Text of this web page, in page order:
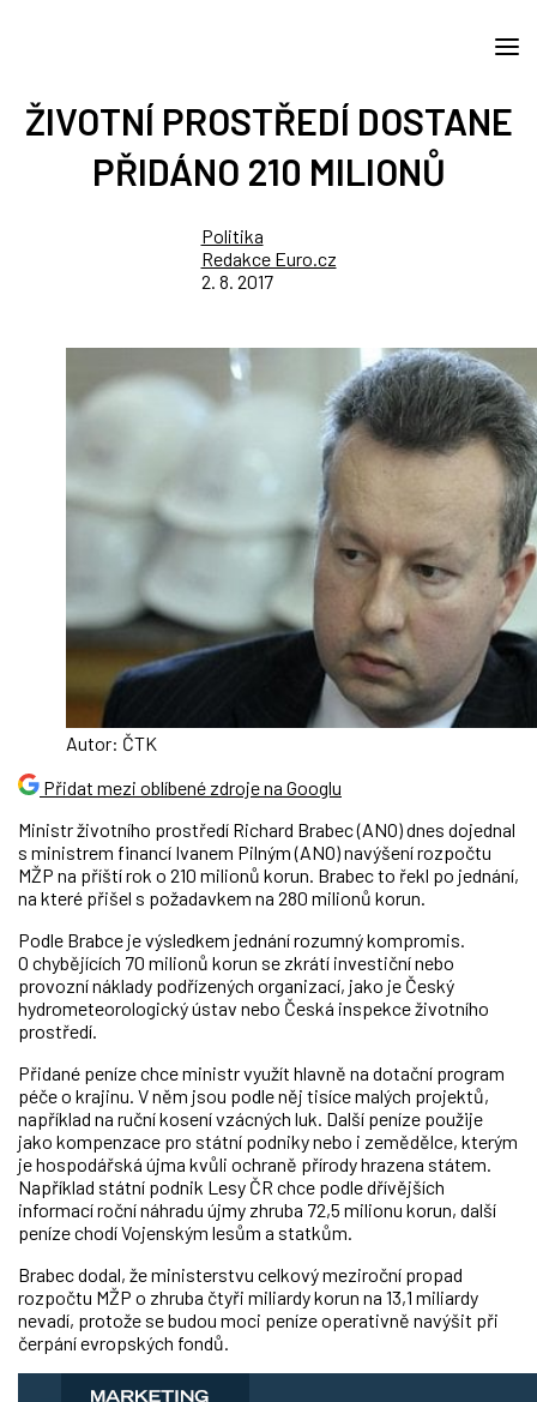
ŽIVOTNÍ PROSTŘEDÍ DOSTANE
PŘIDÁNO 210 MILIONŮ
Politika
Redakce Euro.cz
2. 8. 2017
Autor: ČTK
Přidat mezi oblíbené zdroje na Googlu
Ministr životního prostředí Richard Brabec (ANO) dnes dojednal
s ministrem financí Ivanem Pilným (ANO) navýšení rozpočtu
MŽP na příští rok o 210 milionů korun. Brabec to řekl po jednání,
na které přišel s požadavkem na 280 milionů korun.
Podle Brabce je výsledkem jednání rozumný kompromis.
O chybějících 70 milionů korun se zkrátí investiční nebo
provozní náklady podřízených organizací, jako je Český
hydrometeorologický ústav nebo Česká inspekce životního
prostředí.
Přidané peníze chce ministr využít hlavně na dotační program
péče o krajinu. V něm jsou podle něj tisíce malých projektů,
například na ruční kosení vzácných luk. Další peníze použije
jako kompenzace pro státní podniky nebo i zemědělce, kterým
je hospodářská újma kvůli ochraně přírody hrazena státem.
Například státní podnik Lesy ČR chce podle dřívějších
informací roční náhradu újmy zhruba 72,5 milionu korun, další
peníze chodí Vojenským lesům a statkům.
Brabec dodal, že ministerstvu celkový meziroční propad
rozpočtu MŽP o zhruba čtyři miliardy korun na 13,1 miliardy
nevadí, protože se budou moci peníze operativně navýšit při
čerpání evropských fondů.